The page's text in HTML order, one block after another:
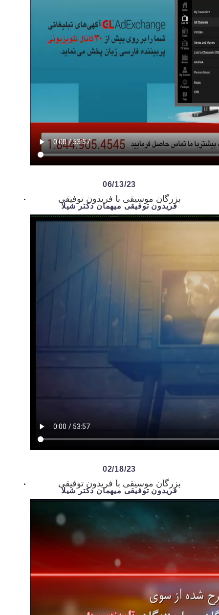
06/13/23
فریدون توفیقی میهمان دکتر شیلا
م
بزرگان موسیقی با فریدون توفیقی
02/18/23
فریدون توفیقی میهمان دکتر شیلا
م
بزرگان موسیقی با فریدون توفیقی